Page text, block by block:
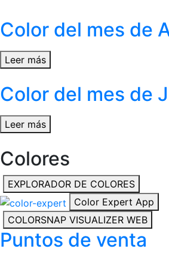
Color del mes de
Leer más
Color del mes de
Leer más
Colores
EXPLORADOR DE COLORES
Color Expert App
COLORSNAP VISUALIZER WEB
Puntos de venta